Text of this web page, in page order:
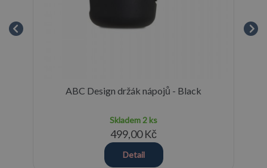
ABC Design držák nápojů - Black
Skladem 2 ks
499,00 Kč
Detail